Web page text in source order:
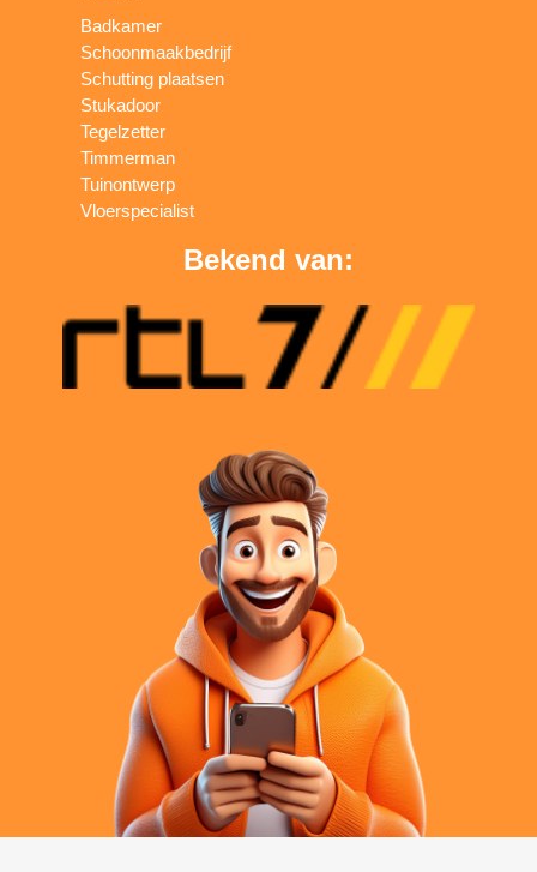
Badkamer
Schoonmaakbedrijf
Schutting plaatsen
Stukadoor
Tegelzetter
Timmerman
Tuinontwerp
Vloerspecialist
Bekend van: